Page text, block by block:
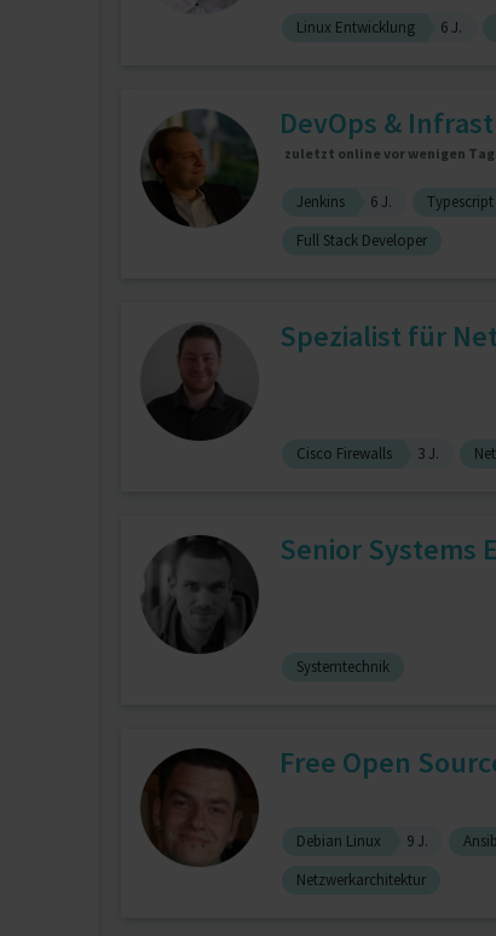
Linux Entwicklung 6 J.
DevOps &
zuletzt online vor wenigen
Jenkins 6 J. Typescript
Full Stack Developer
Spezialist für
Cisco Firewalls 3 J.
Senior Systems
Systemtechnik
Free Open
Debian Linux 9 J.
Netzwerkarchitektur